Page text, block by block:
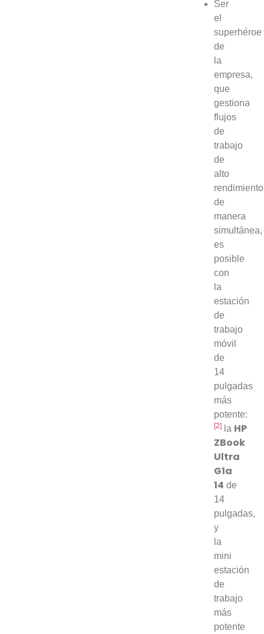
Ser
el
superhéroe
de
la
empresa,
que
gestiona
flujos
de
trabajo
de
alto
rendimiento
de
manera
simultánea,
es
posible
con
la
estación
de
trabajo
móvil
de
14
pulgadas
más
potente:
[2] la HP
ZBook
Ultra
G1a
14 de
14
pulgadas,
y
la
mini
estación
de
trabajo
más
potente